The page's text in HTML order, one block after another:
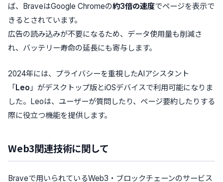
ば、BraveはGoogle Chromeの約3倍の速度でページを表示で
きると されています。
広告の読み込みが不要になるため、データ使用量も削減さ
れ、バッテリー寿命の延長にも寄与します。
2024年には、プライバシーを重視したAIアシスタント
「Leo 」がデスクトップ版とiOSデバイスで利用可能になりま
した。Leoは、ユーザーが質問したり、ページ要約したりする
際に役立つ機能を提供します。
Web3関連技術に関して
Braveで用いられているWeb3・ブロックチェーンのサービス